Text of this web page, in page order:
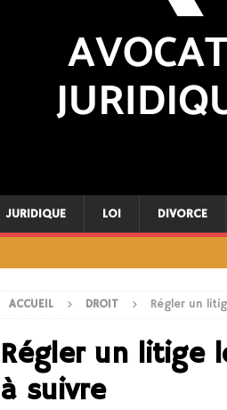
JURIDIQUE LOI DIVORCE
ACCUEIL DROIT Régler un
Régler un litige
à suivre